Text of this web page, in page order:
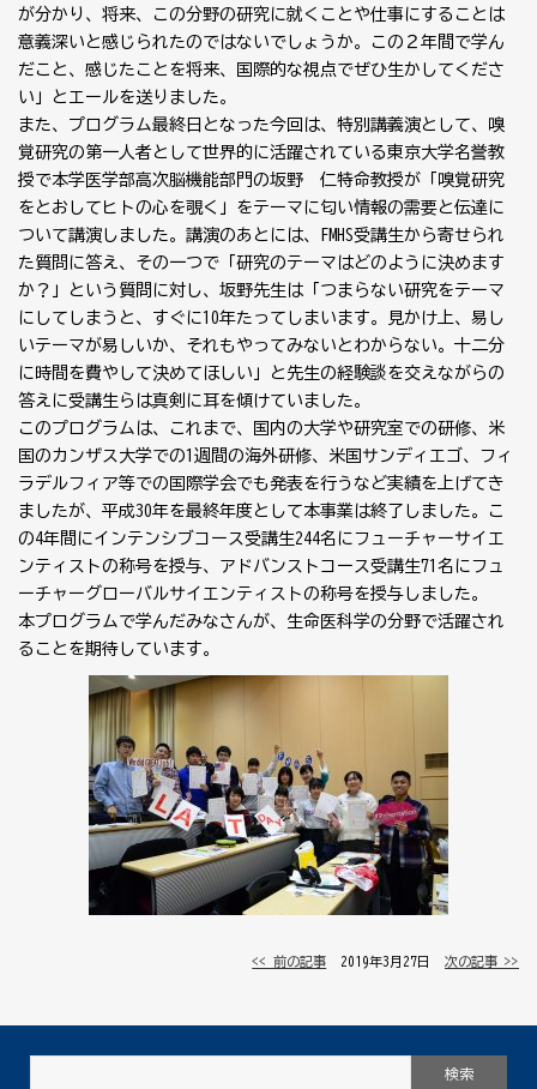
が分かり、将来、この分野の研究に就くことや仕事にすることは
意義深いと感じられたのではないでしょうか。この２年間で学ん
だこと、感じたことを将来、国際的な視点でぜひ生かしてくださ
い」とエールを送りました。
また、プログラム最終日となった今回は、特別講義演として、嗅
覚研究の第一人者として世界的に活躍されている東京大学名誉教
授で本学医学部高次脳機能部門の坂野 仁特命教授が「嗅覚研究
をとおしてヒトの心を覗く」をテーマに匂い情報の需要と伝達に
ついて講演しました。講演のあとには、FMHS受講生から寄せられ
た質問に答え、その一つで「研究のテーマはどのように決めます
か？」という質問に対し、坂野先生は「つまらない研究をテーマ
にしてしまうと、すぐに10年たってしまいます。見かけ上、易し
いテーマが易しいか、それもやってみないとわからない。十二分
に時間を費やして決めてほしい」と先生の経験談を交えながらの
答えに受講生らは真剣に耳を傾けていました。
このプログラムは、これまで、国内の大学や研究室での研修、米
国のカンザス大学での1週間の海外研修、米国サンディエゴ、フィ
ラデルフィア等での国際学会でも発表を行うなど実績を上げてき
ましたが、平成30年を最終年度として本事業は終了しました。こ
の4年間にインテンシブコース受講生244名にフューチャーサイエ
ンティストの称号を授与、アドバンストコース受講生71名にフュ
ーチャーグローバルサイエンティストの称号を授与しました。
本プログラムで学んだみなさんが、生命医科学の分野で活躍され
ることを期待しています。
<< 前の記事 │ 2019年3月27日 │次の記事 >>